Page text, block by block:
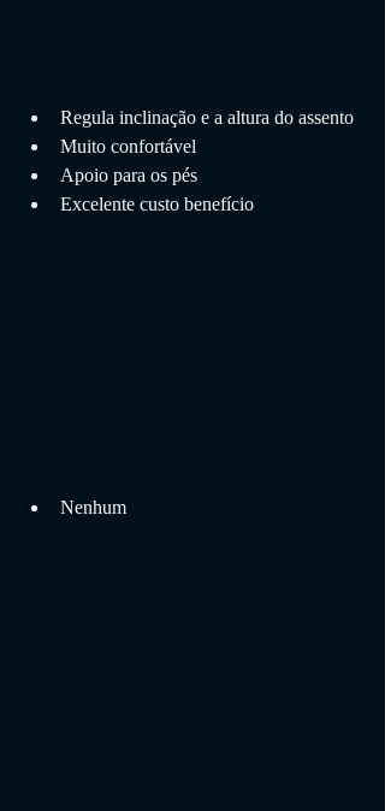
Regula inclinação e a altura do assento
Muito confortável
Apoio para os pés
Excelente custo benefício
Nenhum